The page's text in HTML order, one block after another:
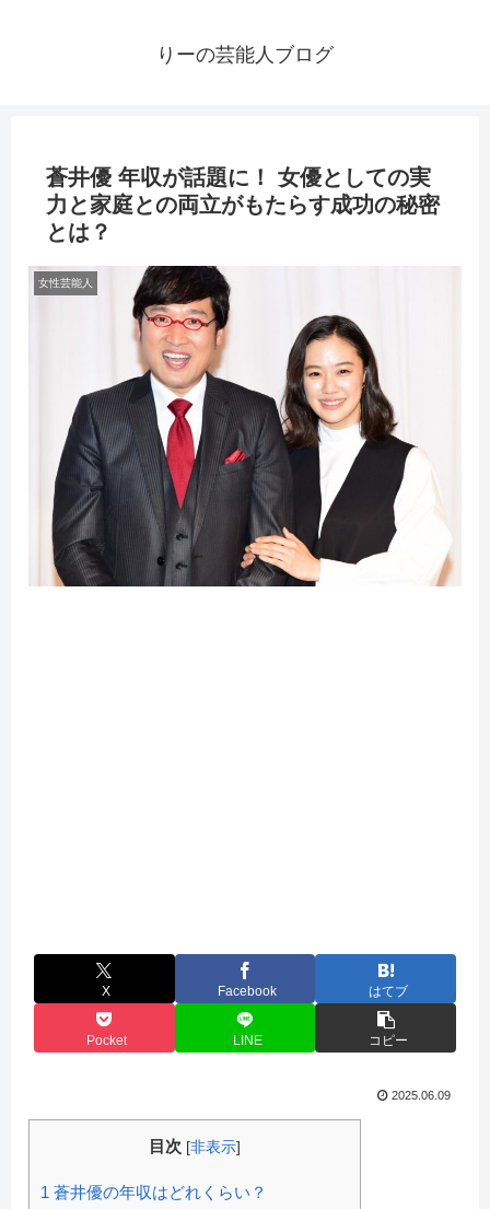
りーの芸能人ブログ
蒼井優 年収が話題に！ 女優としての実
力と家庭との両立がもたらす成功の秘密
とは？
女性芸能人
X Facebook はてブ
Pocket LINE コピー
2025.06.09
目次 [非表示]
1 蒼井優の年収はどれくらい？